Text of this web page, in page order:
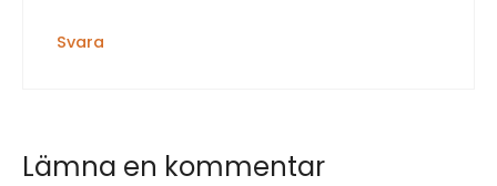
Svara
Lämna en kommentar